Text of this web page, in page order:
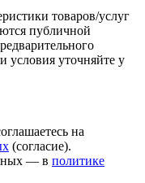
товаров/услуг
публичной
условия уточняйте у
на
(согласие).
— в политике